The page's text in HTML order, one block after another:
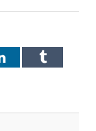
LinkedInTumblr